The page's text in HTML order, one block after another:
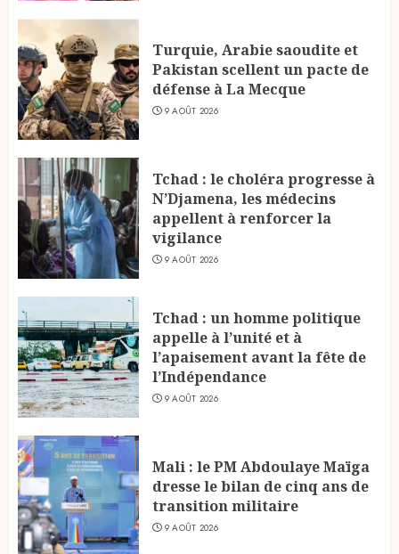
Turquie, Arabie saoudite et
Pakistan scellent un pacte de
défense à La Mecque
9 AOÛT 2026
Tchad : le choléra progresse à
N’Djamena, les médecins
appellent à renforcer la
vigilance
9 AOÛT 2026
Tchad : un homme politique
appelle à l’unité et à
l’apaisement avant la fête de
l’Indépendance
9 AOÛT 2026
Mali : le PM Abdoulaye Maïga
dresse le bilan de cinq ans de
transition militaire
9 AOÛT 2026